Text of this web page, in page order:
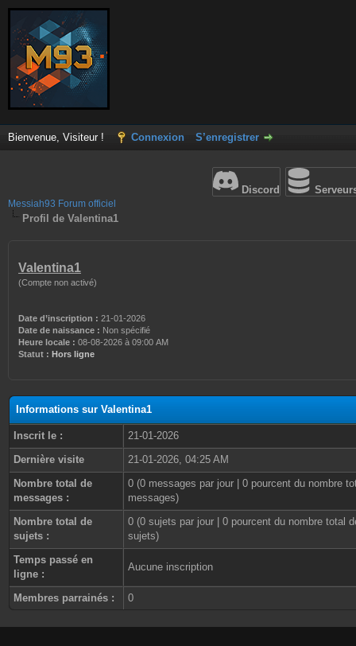
Bienvenue, Visiteur ! Connexion S’enregistrer
Discord
Messiah93 Forum officiel
Profil de Valentina1
Valentina1
(Compte non activé)
Date d’inscription : 21-01-2026
Date de naissance : Non spécifié
Heure locale : 08-08-2026 à 09:00 AM
Statut : Hors ligne
Informations sur Valentina1
Inscrit le :
21-01-2026
Dernière visite
21-01-2026, 04:25 AM
Nombre total de
messages :
0 (0 messages par jour | 0 pourcent du nombre
messages)
Nombre total de
sujets :
0 (0 sujets par jour | 0 pourcent du nombre total
sujets)
Temps passé en
ligne :
Aucune inscription
Membres parrainés : 0